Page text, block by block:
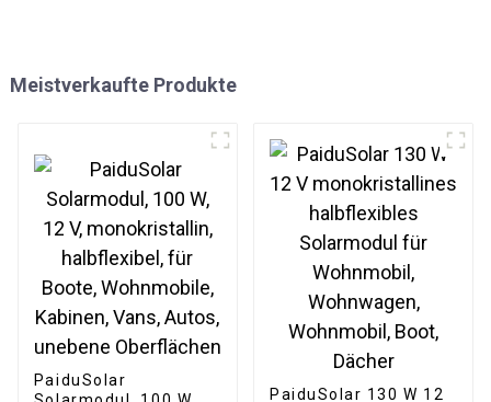
Meistverkaufte Produkte
PaiduSolar
PaiduSolar 130 W 12